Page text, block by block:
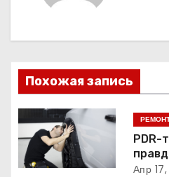
ц
и
я
п
о
Похожая запись
PDR-
Апр